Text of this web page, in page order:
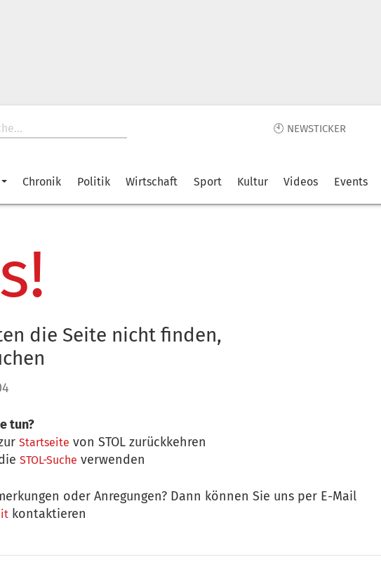
🕙 NEWSTICKER
Chronik Politik Wirtschaft Sport Kultur Videos Events
die Seite nicht finden,
tun?
Startseite von STOL zurückkehren
STOL-Suche verwenden
oder Anregungen? Dann können Sie uns per E-Mail
kontaktieren